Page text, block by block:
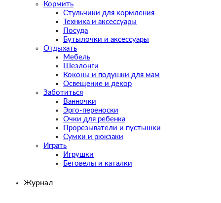
Кормить
Стульчики для кормления
Техника и аксессуары
Посуда
Бутылочки и аксессуары
Отдыхать
Мебель
Шезлонги
Коконы и подушки для мам
Освещение и декор
Заботиться
Ванночки
Эрго-переноски
Очки для ребенка
Прорезыватели и пустышки
Сумки и рюкзаки
Играть
Игрушки
Беговелы и каталки
Журнал